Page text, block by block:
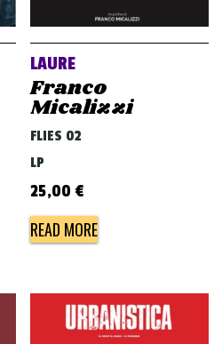
i
LAURE
Franco
Micalizzi
FLIES 02
LP
25,00 €
READ MORE